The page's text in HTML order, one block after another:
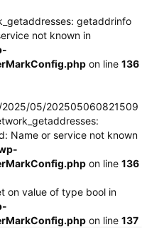
getaddrinfo
not known in
on line 136
05/202505060821509
Name or service not known
on line 136
on value of type bool in
on line 137